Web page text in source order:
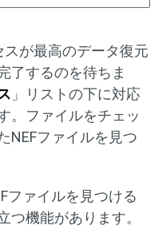
が最高のデータ復元
了するのを待ちま
」リストの下に対応
。ファイルをチェッ
NEFファイルを見つ
ファイルを見つける
つ機能があります。